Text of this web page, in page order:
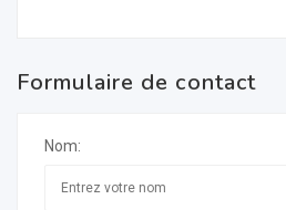
Formulaire de contact
Nom: